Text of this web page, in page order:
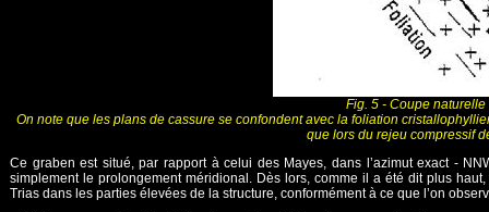
Fig. 5 - Coupe
On note que les plans de cassure se confondent avec la foliation
que lors du rejeu compressif
Ce graben est situé, par rapport à celui des Mayes, dans l’azimut exact -
simplement le prolongement méridional. Dès lors, comme il a été dit plus
Trias dans les parties élevées de la structure, conformément à ce que l’on